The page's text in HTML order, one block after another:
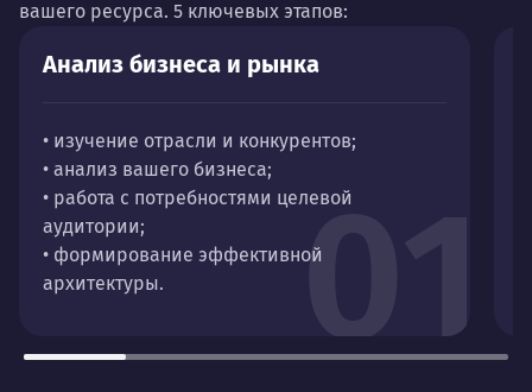
вашего ресурса. 5 ключевых этапов:
01
Анализ бизнеса и рынка
• изучение отрасли и конкурентов;
• анализ вашего бизнеса;
• работа с потребностями целевой
аудитории;
• формирование эффективной
архитектуры.